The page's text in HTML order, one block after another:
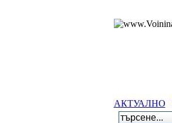
АКТУАЛНО